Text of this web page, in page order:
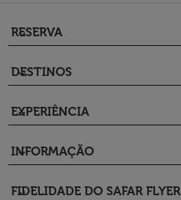
RESERVA
keyboard_arrow_down
DESTINOS
keyboard_arrow_down
EXPERIÊNCIA
keyboard_arrow_down
INFORMAÇÃO
keyboard_arrow_down
FIDELIDADE DO SAFAR FLYER
keyboard_arrow_down